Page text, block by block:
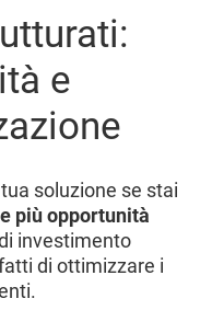
e
soluzione se stai
più opportunità
investimento
di ottimizzare i